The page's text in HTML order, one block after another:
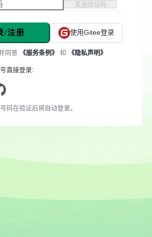
发送验证码
/注册 使用Gitee登录
同意 《服务条例》 和 《隐私声明》
直接登录:
码在验证后将自动登录。